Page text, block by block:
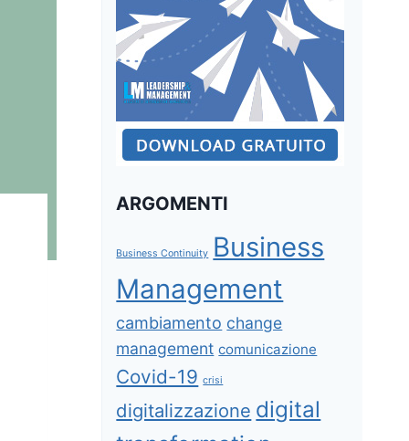
ARGOMENTI
Business Continuity Business
Management
cambiamento change
management comunicazione
Covid-19 crisi
digitalizzazione digital